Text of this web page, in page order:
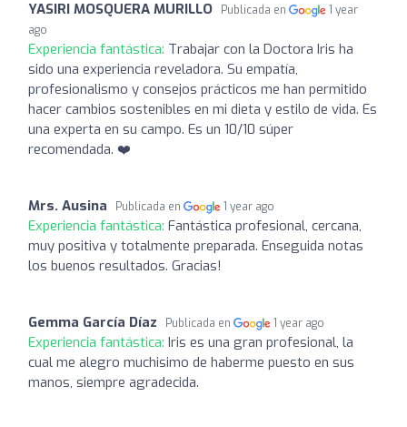
YASIRI MOSQUERA MURILLO Publicada en
1 year
ago
Experiencia fantástica: Trabajar con la Doctora Iris ha
sido una experiencia reveladora. Su empatía,
profesionalismo y consejos prácticos me han permitido
hacer cambios sostenibles en mi dieta y estilo de vida. Es
una experta en su campo. Es un 10/10 súper
recomendada. ❤️
Mrs. Ausina Publicada en 1 year ago
Experiencia fantástica: Fantástica profesional, cercana,
muy positiva y totalmente preparada. Enseguida notas
los buenos resultados. Gracias!
Gemma García Díaz Publicada en 1 year ago
Experiencia fantástica: Iris es una gran profesional, la
cual me alegro muchisimo de haberme puesto en sus
manos, siempre agradecida.